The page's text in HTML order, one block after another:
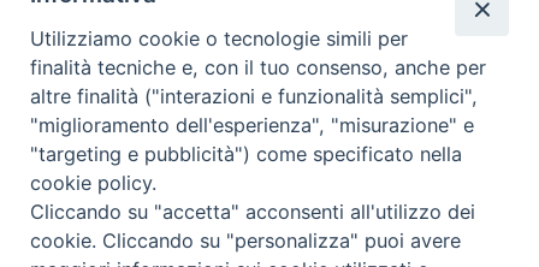
Scrivici
Copyright © 2019 - Tutti i diritti riservati - Vita
Trentina Editrice
Utilizziamo cookie o tecnologie simili per
finalità tecniche e, con il tuo consenso, anche per
altre finalità ("interazioni e funzionalità semplici",
"miglioramento dell'esperienza", "misurazione" e
"targeting e pubblicità") come specificato nella
cookie policy.
Cliccando su "accetta" acconsenti all'utilizzo dei
cookie. Cliccando su "personalizza" puoi avere